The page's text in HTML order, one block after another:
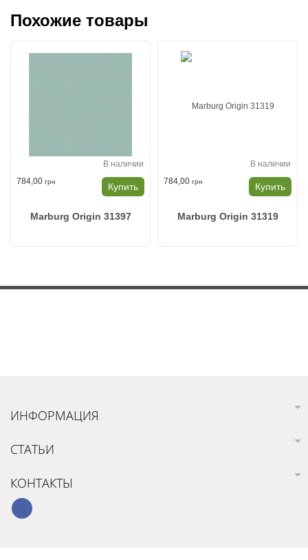
Похожие товары
В наличии
784,00 грн Купить
Marburg Origin 31397
В наличии
784,00 грн Купить
Marburg Origin 31319
ИНФОРМАЦИЯ
СТАТЬИ
КОНТАКТЫ